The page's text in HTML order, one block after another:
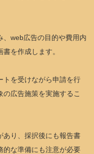
、web広告の目的や費用内
を作成します。
トを受けながら申請を行
広告施策を実施するこ
あり、採択後にも報告書
的な準備にも注意が必要